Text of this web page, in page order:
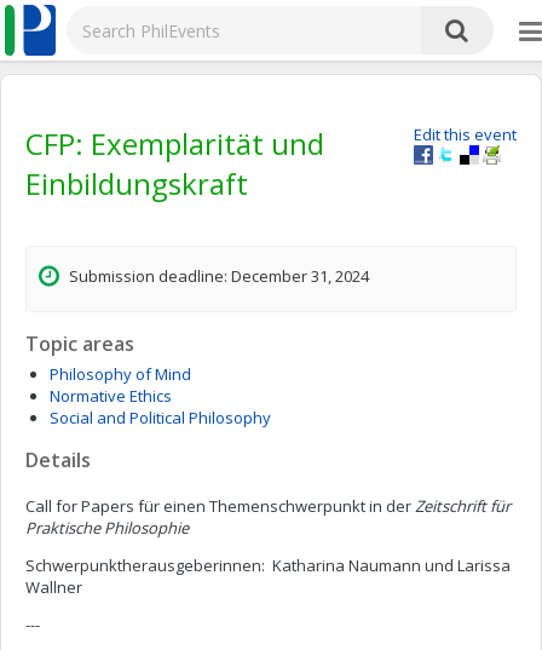
Edit this event
CFP: Exemplarität und
Einbildungskraft
Submission deadline: December 31, 2024
Topic areas
Philosophy of Mind
Normative Ethics
Social and Political Philosophy
Details
Call for Papers für einen Themenschwerpunkt in derZeitschrift für
Praktische Philosophie
Schwerpunktherausgeberinnen: Katharina Naumann und Larissa
Wallner
---